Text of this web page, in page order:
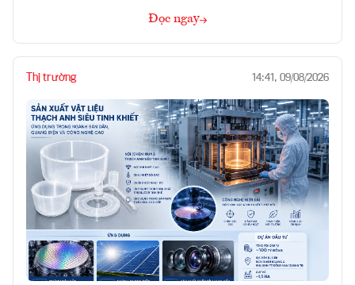
Đọc ngay
Thị trường 14:41, 09/08/2026